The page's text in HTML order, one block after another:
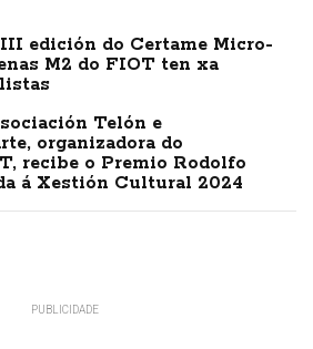
edición do Certame Micro-
M2 do FIOT ten xa
Telón e
organizadora do
recibe o Premio Rodolfo
á Xestión Cultural 2024